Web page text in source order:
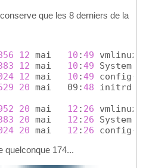
21 avril 20:18
12 mai 10:50
20 mai   09:48
20 mai 12:26
20 mai 12:26
20 mai 12 :26
20 mai 12 :26 grub
que les 8 derniers de la
12 mai 10 :49
12 mai 10 :49
12 mai 10 :49
20 mai   09:48
20 mai 12 : 26
20 mai 12 : 26
20 mai 12 : 26
quelconque 174...